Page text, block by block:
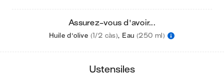
Assurez-vous d'avoir...
Huile d'olive (1/2 càs), Eau (250 ml)
ustensiles